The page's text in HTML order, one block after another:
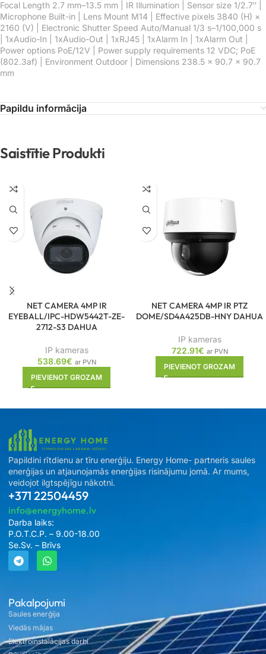
Focal Length 2.7 mm–13.5 mm | IR Illumination | Sensor size 1/2.7″ |
Microphone Built-in | Lens Mount M14 | Effective pixels 3840 (H) ×
2160 (V) | Electronic Shutter Speed Auto/Manual 1/3 s–1/100,000 s
| 1xAudio-In | 1xAudio-Out | 1xRJ45 | 1xAlarm In | 1xAlarm Out |
Power options PoE/12V | Power supply requirements 12 VDC; PoE
(802.3af) | Environment Outdoor | Dimensions 238.5 × 90.7 × 90.7
mm
Papildu informācija
Saistītie Produkti
NET CAMERA 4MP IR
EYEBALL/IPC-HDW5442T-ZE-
2712-S3 DAHUA
IP kameras
538.69€ ar PVN
PIEVIENOT GROZAM
NET CAMERA 4MP IR PTZ
DOME/SD4A425DB-HNY DAHUA
IP kameras
722.91€ ar PVN
PIEVIENOT GROZAM
Pakalpojumi
Saules enerģija
Viedās mājas
Elektroinstalācijas darbi
Papildini rītdienu ar tīru enerģiju. Energy Home- partneris saules
enerģijas un atjaunojamās enerģijas risinājumu jomā. Ar mums,
veidojot ilgtspējīgu nākotni.
+371 22504459
info@energyhome.lv
Darba laiks:
P.O.T.C.P. – 9.00-18.00
Se.Sv. – Brīvs